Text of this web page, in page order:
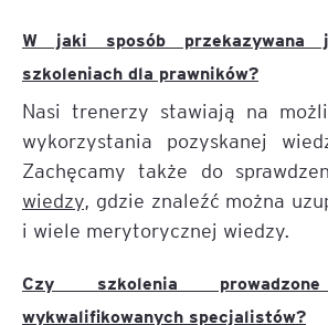
W jaki sposób przekazywana
szkoleniach dla prawników?
Nasi trenerzy stawiają na
wykorzystania pozyskanej
Zachęcamy także do
wiedzy, gdzie znaleźć można
i wiele merytorycznej wiedzy.
Czy szkolenia
wykwalifikowanych specjalistów?